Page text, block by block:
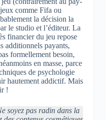
comme Fifa ou
la décision la
le studio et l’éditeur. La
financier du jeu repose
additionnels payants,
formellement besoin,
en masse, parce
de psychologie
hautement addictif. Mais
!
soyez pas radin dans la